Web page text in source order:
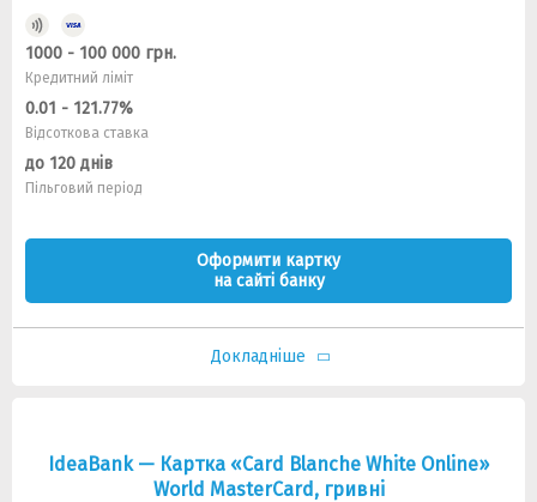
1000 - 100 000 грн.
Кредитний ліміт
0.01 - 121.77%
Відсоткова ставка
до 120 днів
Пільговий період
Оформити картку
на сайті банку
Докладніше
IdeaBank — Картка «Card Blanche White Online»
World MasterCard, гривнi